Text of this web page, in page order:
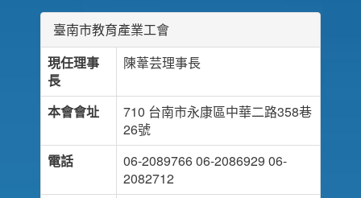
臺南市教育產業工會
現任理事
長
陳葦芸理事長
本會會址
710 台南市永康區中華二路358巷
26號
電話
06-2089766 06-2086929 06-
2082712